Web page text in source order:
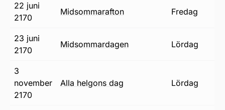
22 juni
2170
midsommarafton fredag
23 juni
2170
midsommardagen lördag
3
november
2170
alla helgons dag lördag